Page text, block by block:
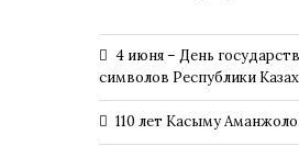
4 июня – День
символов Республики
110 лет Касыму